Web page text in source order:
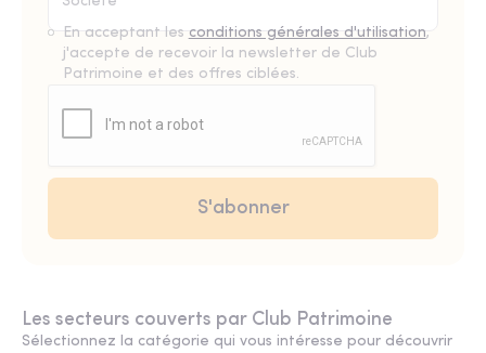
En acceptant les conditions générales d'utilisation,
j'accepte de recevoir la newsletter de Club
Patrimoine et des offres ciblées.
Les secteurs couverts par Club Patrimoine
Sélectionnez la catégorie qui vous intéresse pour découvrir